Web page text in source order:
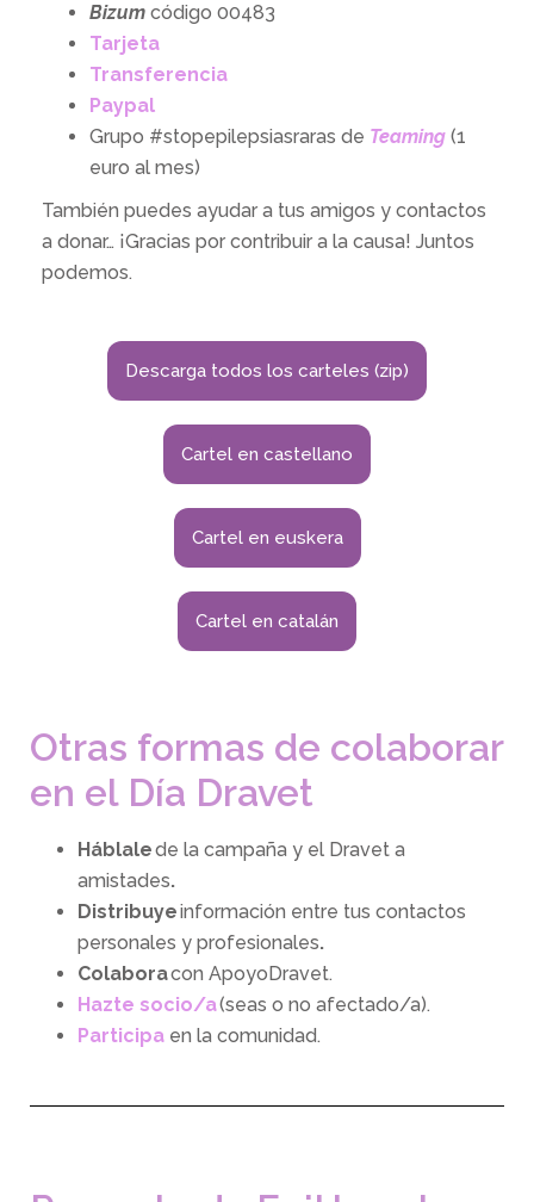
Bizum código 00483
Tarjeta
Transferencia
Paypal
Grupo #stopepilepsiasraras de Teaming (1
euro al mes)
También puedes ayudar a tus amigos y contactos
a donar… ¡Gracias por contribuir a la causa! Juntos
podemos.
Descarga todos los carteles (zip)
Cartel en castellano
Cartel en euskera
Cartel en catalán
Otras formas de colaborar
en el Día Dravet
Háblalede la campaña y el Dravet a
amistades.
Distribuyeinformación entre tus contactos
personales y profesionales.
Colaboracon ApoyoDravet.
Hazte socio/a(seas o no afectado/a).
Participa en la comunidad.